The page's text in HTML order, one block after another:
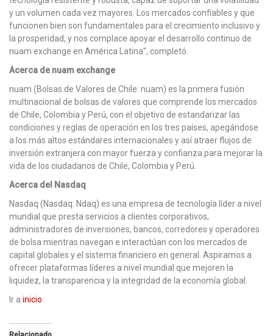
y un volumen cada vez mayores. Los mercados confiables y que
funcionen bien son fundamentales para el crecimiento inclusivo y
la prosperidad, y nos complace apoyar el desarrollo continuo de
nuam exchange en América Latina”, completó.
Acerca de nuam exchange
nuam (Bolsas de Valores de Chile: nuam) es la primera fusión
multinacional de bolsas de valores que comprende los mercados
de Chile, Colombia y Perú, con el objetivo de estandarizar las
condiciones y reglas de operación en los tres países, apegándose
a los más altos estándares internacionales y así atraer flujos de
inversión extranjera con mayor fuerza y confianza para mejorar la
vida de los ciudadanos de Chile, Colombia y Perú.
Acerca del Nasdaq
Nasdaq (Nasdaq: Ndaq) es una empresa de tecnología líder a nivel
mundial que presta servicios a clientes corporativos,
administradores de inversiones, bancos, corredores y operadores
de bolsa mientras navegan e interactúan con los mercados de
capital globales y el sistema financiero en general. Aspiramos a
ofrecer plataformas líderes a nivel mundial que mejoren la
liquidez, la transparencia y la integridad de la economía global.
Ir a inicio